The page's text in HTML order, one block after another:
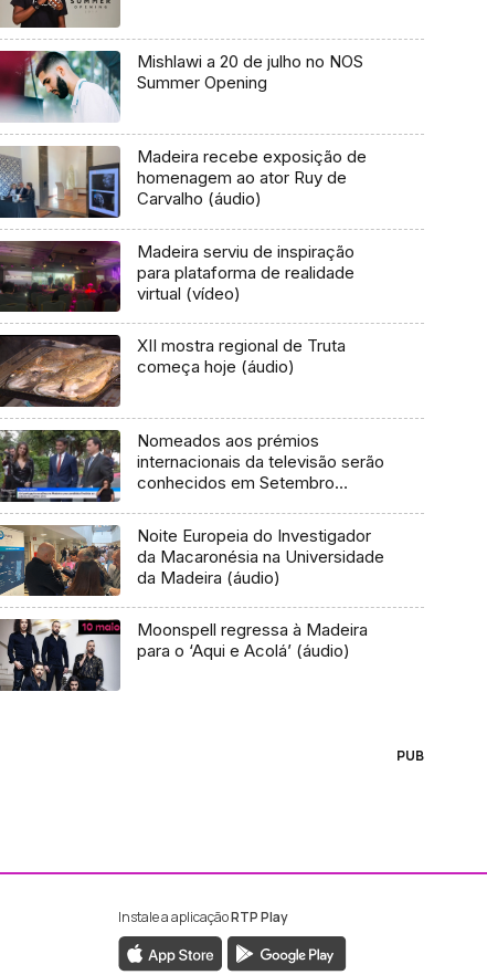
Mishlawi a 20 de julho no NOS
Summer Opening
Madeira recebe exposição de
homenagem ao ator Ruy de
Carvalho (áudio)
Madeira serviu de inspiração
para plataforma de realidade
virtual (vídeo)
XII mostra regional de Truta
começa hoje (áudio)
Nomeados aos prémios
internacionais da televisão serão
conhecidos em Setembro
Noite Europeia do Investigador
da Macaronésia na Universidade
da Madeira (áudio)
Moonspell regressa à Madeira
para o ‘Aqui e Acolá’ (áudio)
PUB
da RTP Madeira
da RTP Madeira
Instale a aplicaçãoRTP Play